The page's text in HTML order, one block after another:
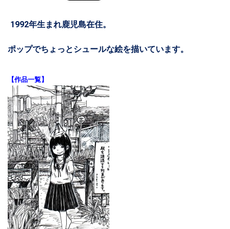
1992年生まれ鹿児島在住。
ポップでちょっとシュールな絵を描いています。